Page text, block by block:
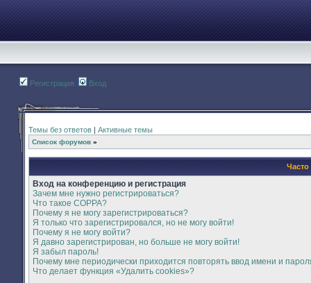
Регистрация Вход
Темы без ответов | Активные темы
Список форумов »
Вход на конференцию и регистрация
Зачем мне нужно регистрироваться?
Что такое COPPA?
Почему я не могу зарегистрироваться?
Я только что зарегистрировался, но не могу войти!
Почему я не могу войти?
Я давно зарегистрирован, но больше не могу войти!
Я забыл пароль!
Почему мне периодически приходится повторять ввод имени и
Что делает функция «Удалить cookies»?